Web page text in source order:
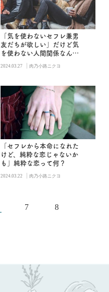
「気を使わないセフレ兼男
友だちが欲しい」だけど気
を使わない人間関係なんて
2024.03.27 | 肉乃小路ニクヨ
「セフレから本命になれた
けど、純粋な恋じゃないか
も」純粋な恋って何？
2024.03.22 | 肉乃小路ニクヨ
7 8